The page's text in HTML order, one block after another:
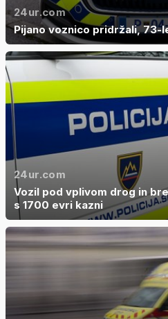
24ur.com
Pijano voznico pridržali, 73-
24ur.com
Vozil pod vplivom drog in
s 1700 evri kazni